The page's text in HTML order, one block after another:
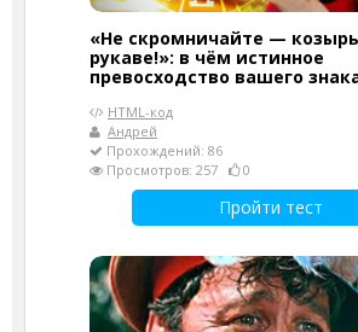
«Не скромничайте —
рукаве!»: в чём истинное
превосходство вашего
HTML-код
Андрей
Прохождений: 86
Просмотров: 257
0
Пройти тест